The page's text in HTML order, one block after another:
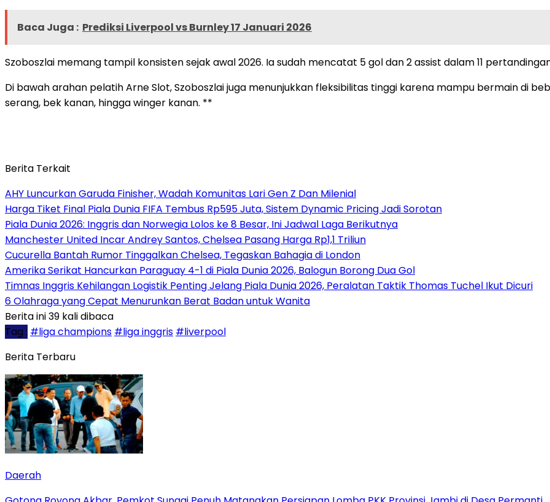
Baca Juga : Prediksi Liverpool vs Burnley 17 Januari 2026
Szoboszlai memang tampil konsisten sejak awal 2026. Ia sudah mencatat 5 gol dan 2 assist dalam 11
Di bawah arahan pelatih Arne Slot, Szoboszlai juga menunjukkan fleksibilitas tinggi karena mampu bermain di
serang, bek kanan, hingga winger kanan. **
Berita Terkait
AHY Luncurkan Garuda Finisher, Wadah Komunitas Lari Gen Z Dan Milenial
Harga Tiket Final Piala Dunia FIFA Tembus Rp595 Juta, Sistem Dynamic Pricing Jadi Sorotan
Piala Dunia 2026: Inggris dan Norwegia Lolos ke 8 Besar, Ini Jadwal Laga Berikutnya
Manchester United Incar Andrey Santos, Chelsea Pasang Harga Rp1,1 Triliun
Cucurella Bantah Rumor Tinggalkan Chelsea, Tegaskan Bahagia di London
Amerika Serikat Hancurkan Paraguay 4-1 di Piala Dunia 2026, Balogun Borong Dua Gol
Timnas Inggris Kehilangan Logistik Penting Jelang Piala Dunia 2026, Peralatan Taktik Thomas Tuchel Ikut Dicuri
6 Olahraga yang Cepat Menurunkan Berat Badan untuk Wanita
Berita ini 39 kali dibaca
Tag : #liga champions #liga inggris #liverpool
Berita Terbaru
Daerah